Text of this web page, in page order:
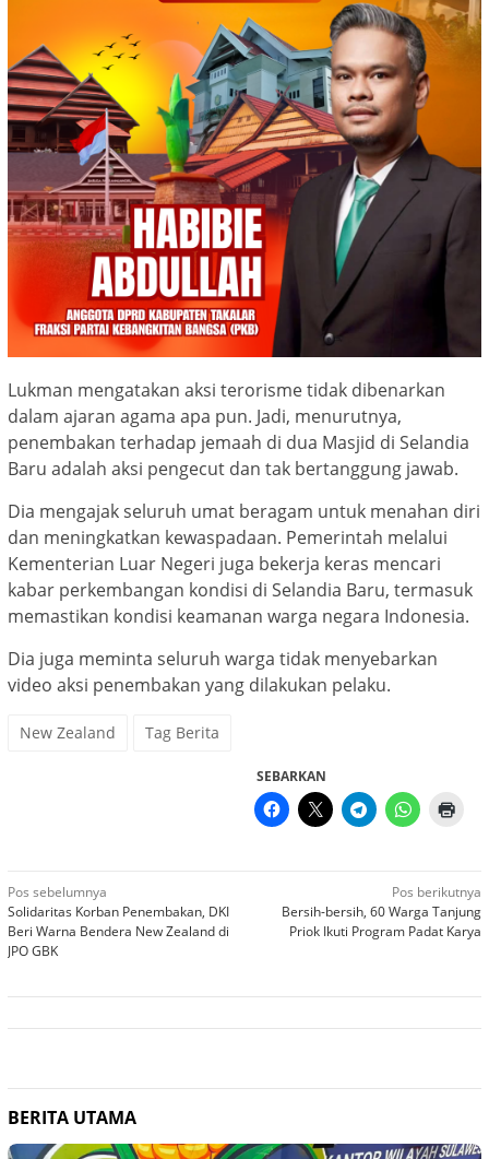
Lukman mengatakan aksi terorisme tidak dibenarkan
dalam ajaran agama apa pun. Jadi, menurutnya,
penembakan terhadap jemaah di dua Masjid di Selandia
Baru adalah aksi pengecut dan tak bertanggung jawab.
Dia mengajak seluruh umat beragam untuk menahan diri
dan meningkatkan kewaspadaan. Pemerintah melalui
Kementerian Luar Negeri juga bekerja keras mencari
kabar perkembangan kondisi di Selandia Baru, termasuk
memastikan kondisi keamanan warga negara Indonesia.
Dia juga meminta seluruh warga tidak menyebarkan
video aksi penembakan yang dilakukan pelaku.
New Zealand Tag Berita
SEBARKAN
Navigasi
pos
Pos sebelumnya
Solidaritas Korban Penembakan, DKI
Beri Warna Bendera New Zealand di
JPO GBK
Pos berikutnya
Bersih-bersih, 60 Warga Tanjung
Priok Ikuti Program Padat Karya
BERITA UTAMA